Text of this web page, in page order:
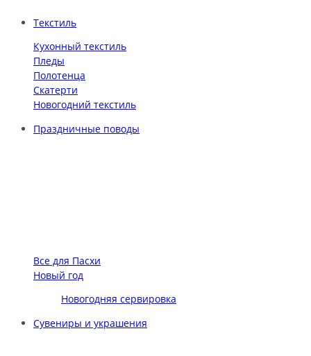
Текстиль
Кухонный текстиль
Пледы
Полотенца
Скатерти
Новогодний текстиль
Праздничные поводы
Все для Пасхи
Новый год
Новогодняя сервировка
Сувениры и украшения